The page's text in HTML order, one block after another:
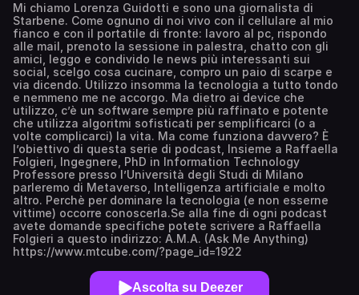
Mi chiamo Lorenza Guidotti e sono una giornalista di
Starbene. Come ognuno di noi vivo con il cellulare al mio
fianco e con il portatile di fronte: lavoro al pc, rispondo
alle mail, prenoto la sessione in palestra, chatto con gli
amici, leggo e condivido le news più interessanti sui
social, scelgo cosa cucinare, compro un paio di scarpe e
via dicendo. Utilizzo insomma la tecnologia a tutto tondo
e nemmeno me ne accorgo. Ma dietro ai device che
utilizzo, c’è un software sempre più raffinato e potente
che utilizza algoritmi sofisticati per semplificarci (o a
volte complicarci) la vita. Ma come funziona davvero? È
l’obiettivo di questa serie di podcast, Insieme a Raffaella
Folgieri, Ingegnere, PhD in Information Technology
Professore presso l’Università degli Studi di Milano
parleremo di Metaverso, Intelligenza artificiale e molto
altro. Perchè per dominare la tecnologia (e non esserne
vittime) occorre conoscerla.Se alla fine di ogni podcast
avete domande specifiche potete scrivere a Raffaella
Folgieri a questo indirizzo: A.M.A. (Ask Me Anything)
https://www.mtcube.com/?page_id=1922
Ascolta su Deezer